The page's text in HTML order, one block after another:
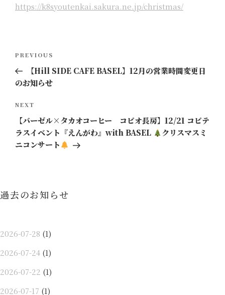
https://k8syoutenkai.sakura.ne.jp/christmas/
ナ
ビ
ゲ
ー
シ
ョ
Previous
Post
PREVIOUS
【Hill SIDE CAFE BASEL】12月の営業時間変更日
のお知らせ
Next
Post
NEXT
【バーゼル×タカオコーヒー コピオ長房】12/21 コピテ
ラスイベント『えんがわ』with BASEL
クリスマスミ
ニコンサート
過去のお知らせ
2026-07-28 (1)
2026-07-24 (1)
2026-07-22 (1)
2026-07-17 (1)